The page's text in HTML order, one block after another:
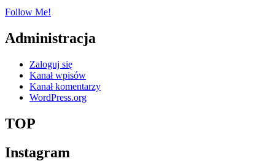
Follow Me!
Administracja
Zaloguj się
Kanał wpisów
Kanał komentarzy
WordPress.org
TOP
Instagram